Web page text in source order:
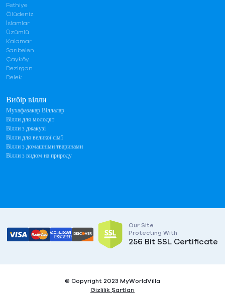
Вибір вілли
Мухафазакар Віллалар
Вілли для молодят
Вілли з джакузі
Вілли для великої сім'ї
Вілли з домашніми тваринами
Вілли з видом на природу
Fethiye
Ölüdeniz
İslamlar
Üzümlü
Kalamar
Sarıbelen
Çayköy
Bezirgan
Belek
Our Site
Protecting With
256 Bit SSL Certificate
© Copyright 2023 MyWorldVilla
Gizlilik Şartları